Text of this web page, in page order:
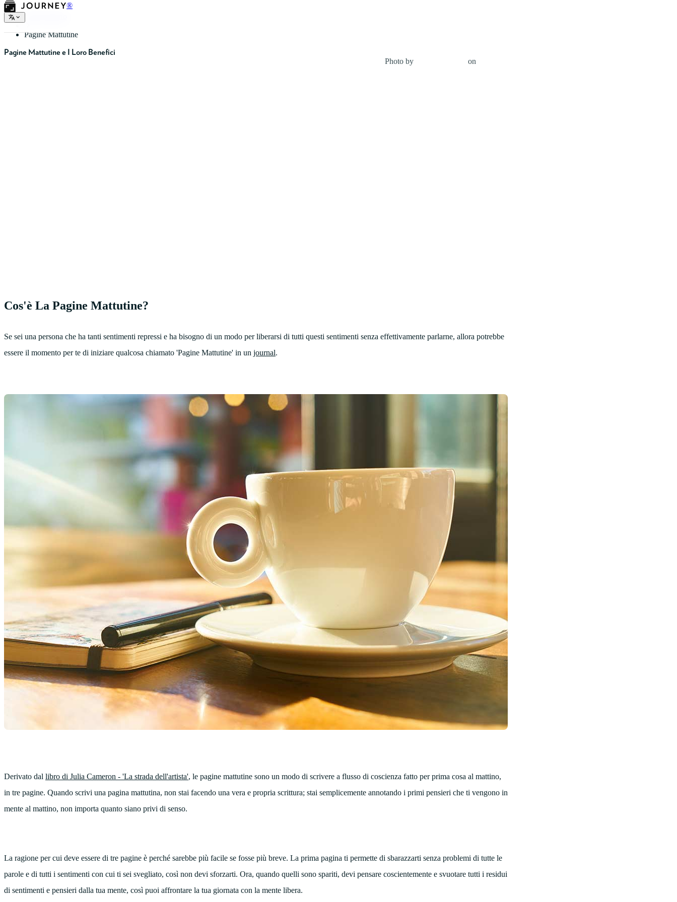
®
Tipi di Diario
Pagine Mattutine
Pagine Mattutine e I Loro Benefici
Photo by on
Cos'è La Pagine Mattutine?
Se sei una persona che ha tanti sentimenti repressi e ha bisogno di un modo per liberarsi di tutti questi sentimenti senza effettivamente parlarne, allora potrebbe
essere il momento per te di iniziare qualcosa chiamato 'Pagine Mattutine' in un journal.
Derivato dal libro di Julia Cameron - 'La strada dell'artista', le pagine mattutine sono un modo di scrivere a flusso di coscienza fatto per prima cosa al mattino,
in tre pagine. Quando scrivi una pagina mattutina, non stai facendo una vera e propria scrittura; stai semplicemente annotando i primi pensieri che ti vengono in
mente al mattino, non importa quanto siano privi di senso.
La ragione per cui deve essere di tre pagine è perché sarebbe più facile se fosse più breve. La prima pagina ti permette di sbarazzarti senza problemi di tutte le
parole e di tutti i sentimenti con cui ti sei svegliato, così non devi sforzarti. Ora, quando quelli sono spariti, devi pensare coscientemente e svuotare tutti i residui
di sentimenti e pensieri dalla tua mente, così puoi affrontare la tua giornata con la mente libera.